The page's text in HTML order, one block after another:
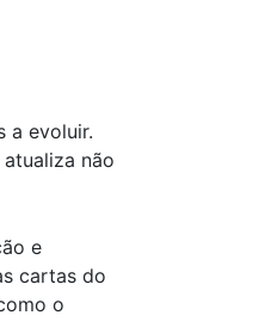
a evoluir.
não
e
cartas do
o